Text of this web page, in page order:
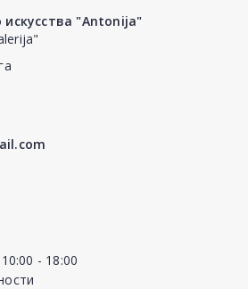
искусства "Antonija"
- 18:00